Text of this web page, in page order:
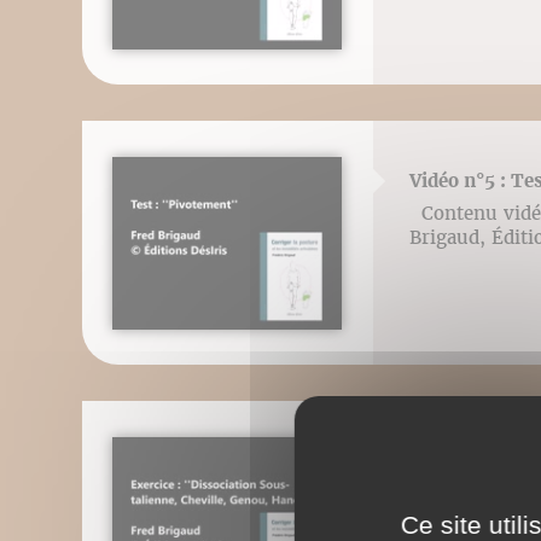
Vidéo n°5 :
Contenu
Brigaud,
Vidéo n°6:
Contenu
Brigaud,
Ce site